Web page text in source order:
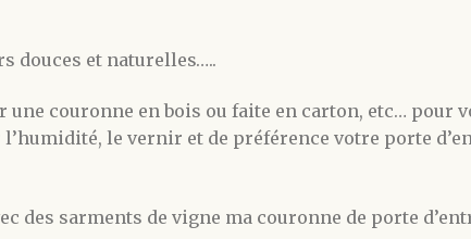
douces et naturelles…..
une couronne en bois ou faite en carton, etc… pour
le vernir et de préférence votre porte
des sarments de vigne ma couronne de porte